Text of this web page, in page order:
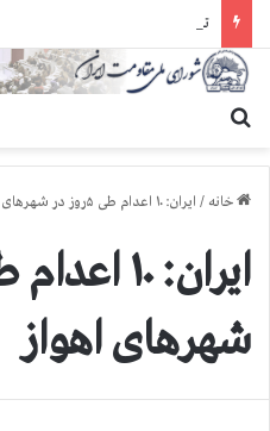
تبريك ۳۰ تير در صد و بيستمين سال انقلاب مشروطه عليه سلطنت مطلقه
خانه / ایران: ۱۰ اعدام طی ۵روز در شهرهای اهواز
شهرهای اهواز